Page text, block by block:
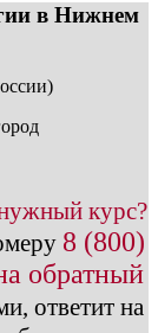
в Нижнем
курс?
8 (800)
обратный
ответит на